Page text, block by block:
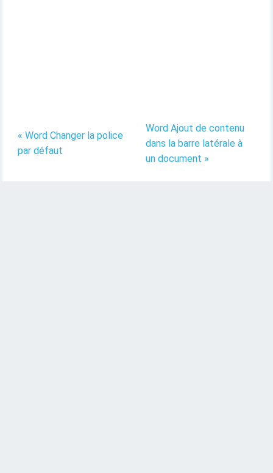
« Word Changer la police
par défaut
Word Ajout de contenu
dans la barre latérale à
un document »